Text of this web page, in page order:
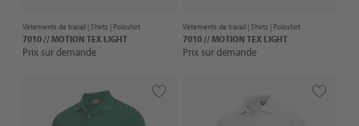
Vêtements de travail |Shirts | Poloshirt
7010 // MOTION TEX LIGHT
Prix sur demande
Vêtements de travail |Shirts | Poloshirt
7010 // MOTION TEX LIGHT
Prix sur demande